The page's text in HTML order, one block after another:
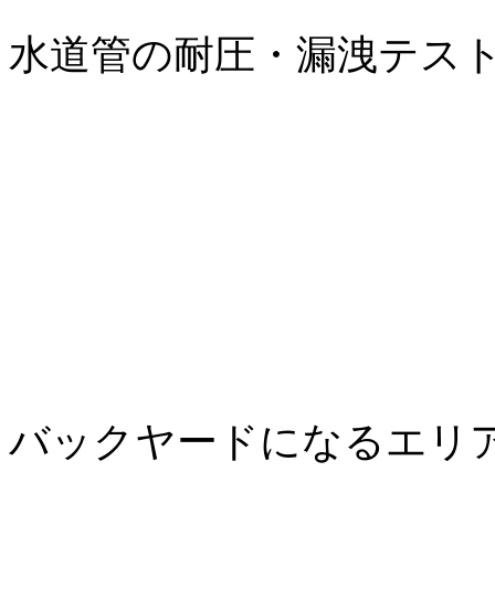
水道管の耐圧・漏洩テス
バックヤードになるエリ